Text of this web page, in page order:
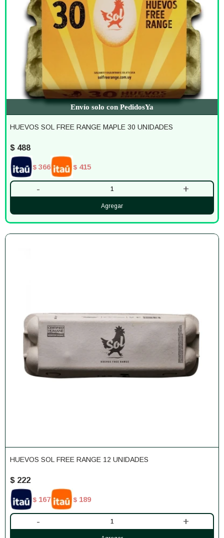
HUEVOS SOL FREE RANGE MAPLE 30 UNIDADES
$ 488
$ 366 $ 415
Envío solo con PedidosYa
- +
HUEVOS SOL FREE RANGE 12 UNIDADES
$ 222
$ 167 $ 189
- +